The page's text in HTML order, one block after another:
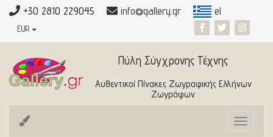
+30 2810 229045 info@gallery.gr el
EUR
Πύλη Σύγχρονης Τέχνης
Αυθεντικοί Πίνακες Ζωγραφικής Ελλήνων
Ζωγράφων
Toggle